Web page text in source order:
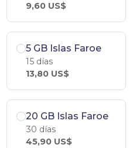
9,60 US$
5 GB Islas Faroe
15 días
13,80 US$
20 GB Islas Faroe
30 días
45,90 US$